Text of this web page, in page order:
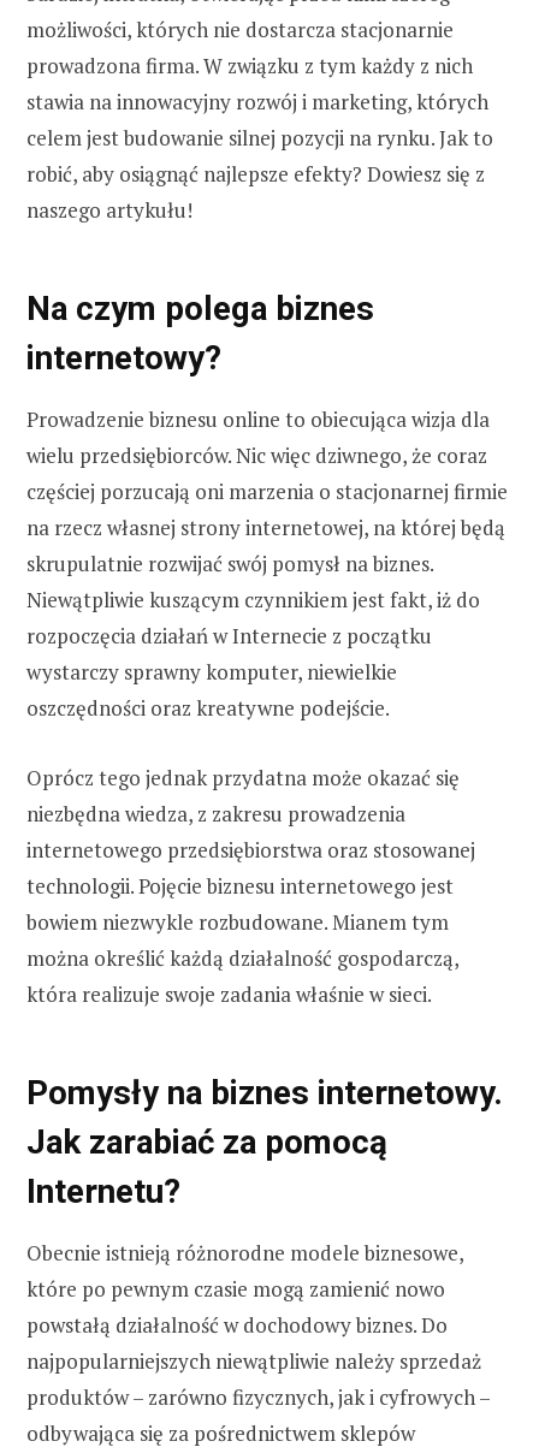
możliwości, których nie dostarcza stacjonarnie
prowadzona firma. W związku z tym każdy z nich
stawia na innowacyjny rozwój i marketing, których
celem jest budowanie silnej pozycji na rynku. Jak to
robić, aby osiągnąć najlepsze efekty? Dowiesz się z
naszego artykułu!
Na czym polega biznes
internetowy?
Prowadzenie biznesu online to obiecująca wizja dla
wielu przedsiębiorców. Nic więc dziwnego, że coraz
częściej porzucają oni marzenia o stacjonarnej firmie
na rzecz własnej strony internetowej, na której będą
skrupulatnie rozwijać swój pomysł na biznes.
Niewątpliwie kuszącym czynnikiem jest fakt, iż do
rozpoczęcia działań w Internecie z początku
wystarczy sprawny komputer, niewielkie
oszczędności oraz kreatywne podejście.
Oprócz tego jednak przydatna może okazać się
niezbędna wiedza, z zakresu prowadzenia
internetowego przedsiębiorstwa oraz stosowanej
technologii. Pojęcie biznesu internetowego jest
bowiem niezwykle rozbudowane. Mianem tym
można określić każdą działalność gospodarczą,
która realizuje swoje zadania właśnie w sieci.
Pomysły na biznes internetowy.
Jak zarabiać za pomocą
Internetu?
Obecnie istnieją różnorodne modele biznesowe,
które po pewnym czasie mogą zamienić nowo
powstałą działalność w dochodowy biznes. Do
najpopularniejszych niewątpliwie należy sprzedaż
produktów – zarówno fizycznych, jak i cyfrowych –
odbywająca się za pośrednictwem sklepów